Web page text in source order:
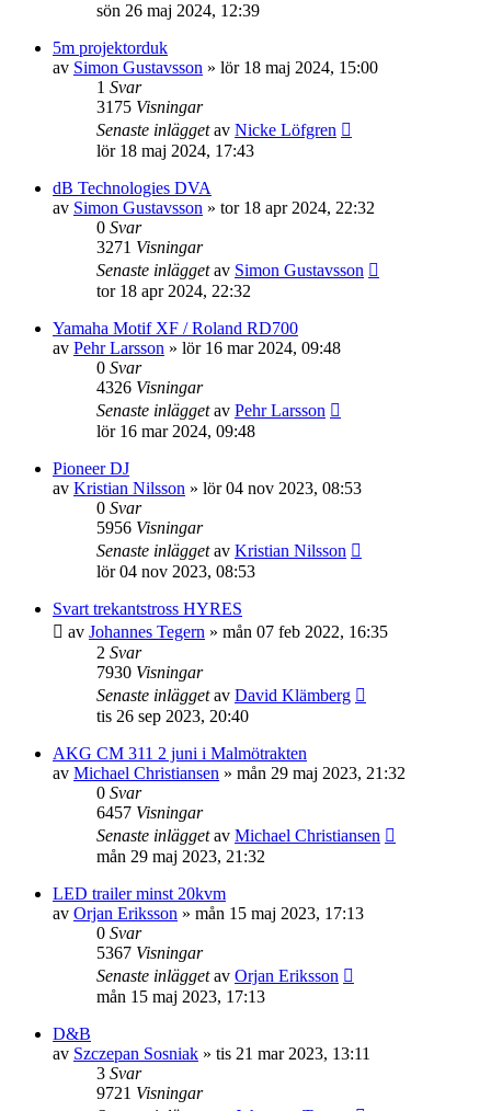
sön 26 maj 2024, 12:39
5m projektorduk
av Simon Gustavsson » lör 18 maj 2024, 15:00
1 Svar
3175 Visningar
Senaste inläggetav Nicke Löfgren
lör 18 maj 2024, 17:43
dB Technologies DVA
av Simon Gustavsson » tor 18 apr 2024, 22:32
0 Svar
3271 Visningar
Senaste inläggetav Simon Gustavsson
tor 18 apr 2024, 22:32
Yamaha Motif XF / Roland RD700
av Pehr Larsson » lör 16 mar 2024, 09:48
0 Svar
4326 Visningar
Senaste inläggetav Pehr Larsson
lör 16 mar 2024, 09:48
Pioneer DJ
av Kristian Nilsson » lör 04 nov 2023, 08:53
0 Svar
5956 Visningar
Senaste inläggetav Kristian Nilsson
lör 04 nov 2023, 08:53
Svart trekantstross HYRES
av Johannes Tegern » mån 07 feb 2022, 16:35
2 Svar
7930 Visningar
Senaste inläggetav David Klämberg
tis 26 sep 2023, 20:40
AKG CM 311 2 juni i Malmötrakten
av Michael Christiansen » mån 29 maj 2023, 21:32
0 Svar
6457 Visningar
Senaste inläggetav Michael Christiansen
mån 29 maj 2023, 21:32
LED trailer minst 20kvm
av Orjan Eriksson » mån 15 maj 2023, 17:13
0 Svar
5367 Visningar
Senaste inläggetav Orjan Eriksson
mån 15 maj 2023, 17:13
D&B
av Szczepan Sosniak » tis 21 mar 2023, 13:11
3 Svar
9721 Visningar